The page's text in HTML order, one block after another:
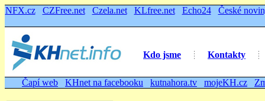
NFX.cz CZFree.net Czela.net KLfree.net Echo24 České
Kdo jsme Kontakty
Čapí web KHnet na facebooku kutnahora.tv mojeKH.cz